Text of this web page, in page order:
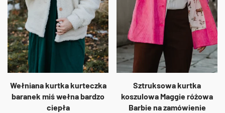
Wełniana kurtka kurteczka
baranek miś wełna bardzo
ciepła
Sztruksowa kurtka
koszulowa Maggie różowa
Barbie na zamówienie